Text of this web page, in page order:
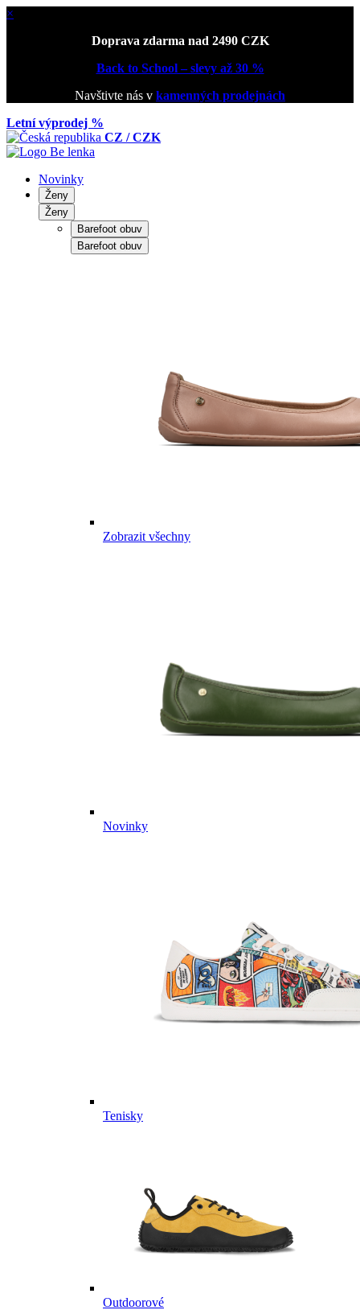
×
Doprava zdarma nad 2490 CZK
Back to School – slevy až 30 %
Navštivte nás v kamenných prodejnách
Letní výprodej %
CZ / CZK
Novinky
Ženy
Ženy
Barefoot obuv
Barefoot obuv
Zobrazit všechny
Novinky
Tenisky
Outdoorové